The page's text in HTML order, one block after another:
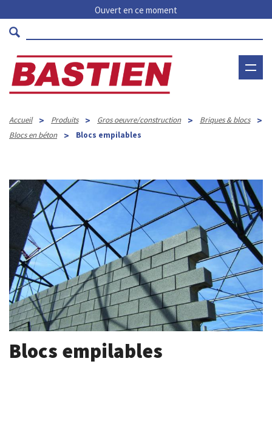
Ouvert en ce moment
Accueil > Produits > Gros oeuvre/construction > Briques & blocs >
Blocs en béton > Blocs empilables
Blocs empilables